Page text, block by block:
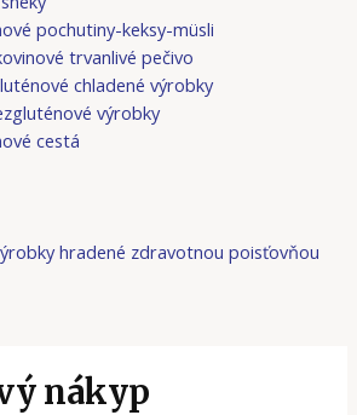
pochutiny-keksy-müsli
trvanlivé pečivo
chladené výrobky
výrobky
cestá
hradené zdravotnou poisťovňou
nákyp